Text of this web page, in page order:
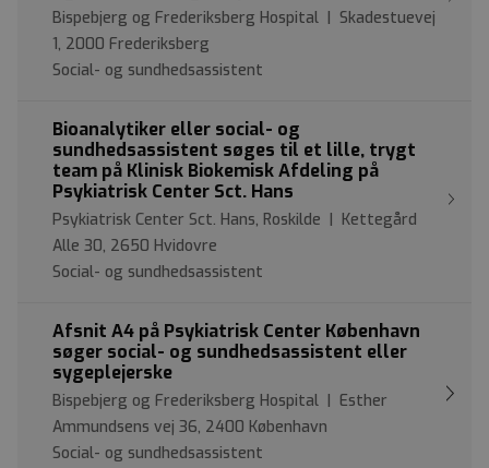
Bispebjerg og Frederiksberg Hospital | Skadestuevej
1, 2000 Frederiksberg
Social- og sundhedsassistent
Bioanalytiker eller social- og
sundhedsassistent søges til et lille, trygt
team på Klinisk Biokemisk Afdeling på
Psykiatrisk Center Sct. Hans
Psykiatrisk Center Sct. Hans, Roskilde | Kettegård
Alle 30, 2650 Hvidovre
Social- og sundhedsassistent
Afsnit A4 på Psykiatrisk Center København
søger social- og sundhedsassistent eller
sygeplejerske
Bispebjerg og Frederiksberg Hospital | Esther
Ammundsens vej 36, 2400 København
Social- og sundhedsassistent